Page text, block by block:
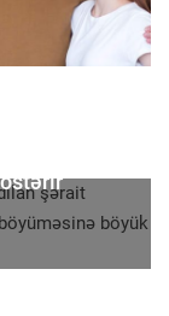
Yaradılan